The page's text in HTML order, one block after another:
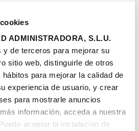
ADMINISTRADORA, S.L.U.
y de terceros para mejorar su
sitio web, distinguirle de otros
para mejorar la calidad de
experiencia de usuario, y crear
para mostrarle anuncios
información, acceda a nuestra
aceptar la instalación de
Leer más